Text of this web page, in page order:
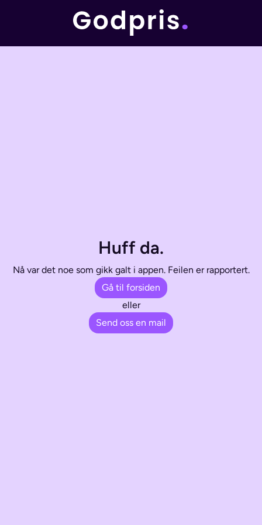
Huff da.
Nå var det noe som gikk galt i appen. Feilen er rapportert.
Gå til forsiden
eller
Send oss en mail